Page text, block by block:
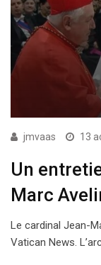
jmvaas 13
Un
Marc
Le cardinal Jean-
Vatican News.